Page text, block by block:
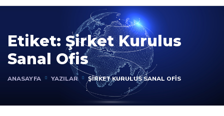
Etiket: Şirket Kurulus
Sanal Ofis
ANASAYFA YAZILAR ŞIRKET KURULUS SANAL OFIS